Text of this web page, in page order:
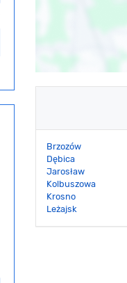
Brzozów
Dębica
Jarosław
Kolbuszowa
Krosno
Leżajsk